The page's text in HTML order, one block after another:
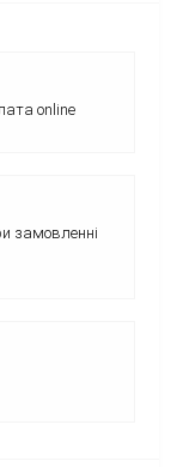
online
замовленні